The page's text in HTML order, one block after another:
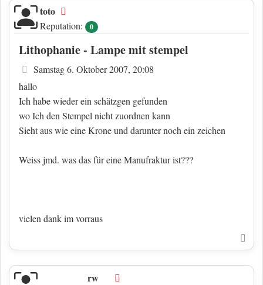
toto
Reputation: 0
Lithophanie - Lampe mit stempel
Beitrag
Samstag 6. Oktober 2007, 20:08
hallo
Ich habe wieder ein schätzgen gefunden
wo Ich den Stempel nicht zuordnen kann
Sieht aus wie eine Krone und darunter noch ein zeichen
Weiss jmd. was das für eine Manufraktur ist???
vielen dank im vorraus
rw